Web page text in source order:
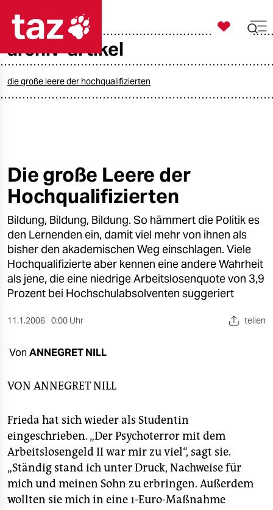
taz zahl ich
öko
gesellschaft
kultur
sport
berlin
nord
verlag
verlag
shop
fragen & hilfe
unterstützen
abo

taz zahl ich
archiv-artikel
die große leere der hochqualifizierten
Die große Leere der
Hochqualifizierten
Bildung, Bildung, Bildung. So hämmert die Politik es
den Lernenden ein, damit viel mehr von ihnen als
bisher den akademischen Weg einschlagen. Viele
Hochqualifizierte aber kennen eine andere Wahrheit
als jene, die eine niedrige Arbeitslosenquote von 3,9
Prozent bei Hochschulabsolventen suggeriert
11.1.2006 0:00 Uhr teilen
Von ANNEGRET NILL
VON ANNEGRET NILL
Frieda hat sich wieder als Studentin
eingeschrieben. „Der Psychoterror mit dem
Arbeitslosengeld II war mir zu viel“, sagt sie.
„Ständig stand ich unter Druck, Nachweise für
mich und meinen Sohn zu erbringen. Außerdem
wollten sie mich in eine 1-Euro-Maßnahme